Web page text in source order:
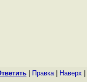
Правка| Наверх